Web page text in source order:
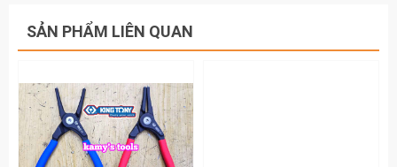
Cơ chế hoạt động: Khi bóp tay cầm, hai
để thu nhỏ vòng phe nằm trong lòng ống/ổ
trục).
Màu sắc cán nhận diện: Nhựa nhám Màu
SẢN PHẨM LIÊN QUAN